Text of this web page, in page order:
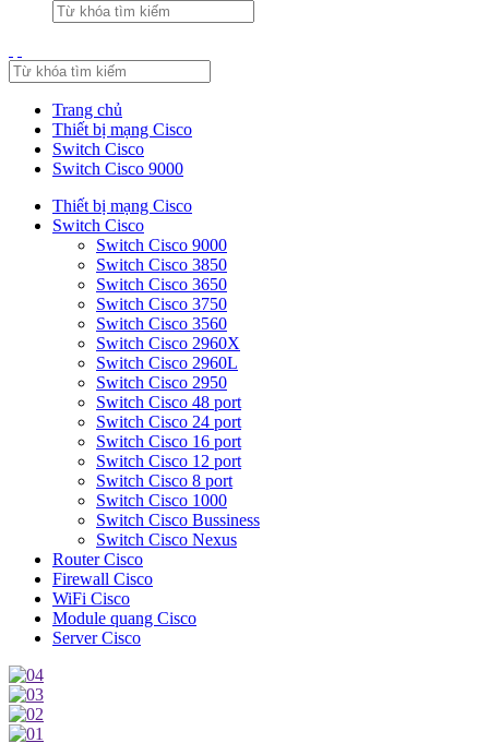
Trang chủ
Thiết bị mạng Cisco
Switch Cisco
Switch Cisco 9000
Thiết bị mạng Cisco
Switch Cisco
Switch Cisco 9000
Switch Cisco 3850
Switch Cisco 3650
Switch Cisco 3750
Switch Cisco 3560
Switch Cisco 2960X
Switch Cisco 2960L
Switch Cisco 2950
Switch Cisco 48 port
Switch Cisco 24 port
Switch Cisco 16 port
Switch Cisco 12 port
Switch Cisco 8 port
Switch Cisco 1000
Switch Cisco Bussiness
Switch Cisco Nexus
Router Cisco
Firewall Cisco
WiFi Cisco
Module quang Cisco
Server Cisco